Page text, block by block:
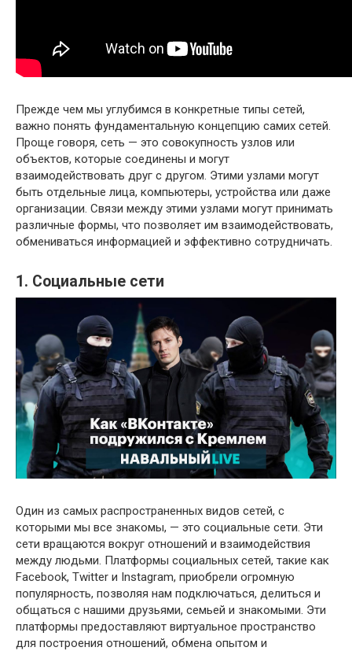
Прежде чем мы углубимся в конкретные типы сетей,
важно понять фундаментальную концепцию самих сетей.
Проще говоря, сеть — это совокупность узлов или
объектов, которые соединены и могут
взаимодействовать друг с другом. Этими узлами могут
быть отдельные лица, компьютеры, устройства или даже
организации. Связи между этими узлами могут принимать
различные формы, что позволяет им взаимодействовать,
обмениваться информацией и эффективно сотрудничать.
1. Социальные сети
Один из самых распространенных видов сетей, с
которыми мы все знакомы, — это социальные сети. Эти
сети вращаются вокруг отношений и взаимодействия
между людьми. Платформы социальных сетей, такие как
Facebook, Twitter и Instagram, приобрели огромную
популярность, позволяя нам подключаться, делиться и
общаться с нашими друзьями, семьей и знакомыми. Эти
платформы предоставляют виртуальное пространство
для построения отношений, обмена опытом и